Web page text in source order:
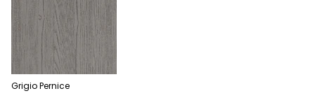
Grigio Pernice